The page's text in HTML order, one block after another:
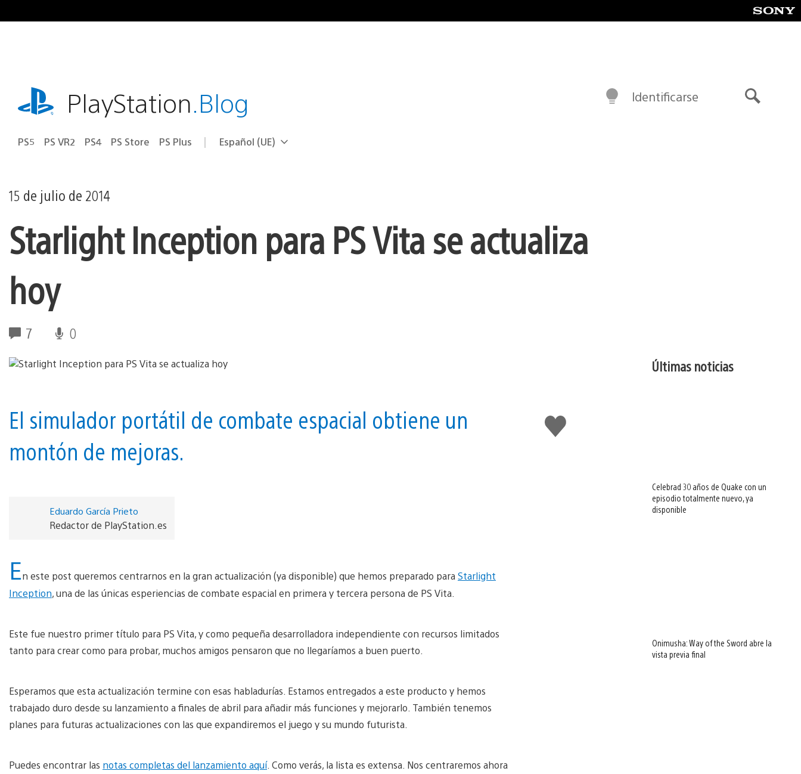
al
playstation.comPlayStation.Blog
PS5 PS VR2 PS4 PS Store PS Plus Selecciona
Región
Español (UE)
Identificarse
15 de julio de 2014
Starlight Inception para PS Vita se actualiza
hoy
7 0
Me
gusta
El simulador portátil de combate espacial obtiene un
montón de mejoras.
Eduardo García Prieto
Redactor de PlayStation.es
En este post queremos centrarnos en la gran actualización (ya disponible) que hemos preparado para Starlight
Inception, una de las únicas esperiencias de combate espacial en primera y tercera persona de PS Vita.
Este fue nuestro primer título para PS Vita, y como pequeña desarrolladora independiente con recursos limitados
tanto para crear como para probar, muchos amigos pensaron que no llegaríamos a buen puerto.
Esperamos que esta actualización termine con esas habladurías. Estamos entregados a este producto y hemos
trabajado duro desde su lanzamiento a finales de abril para añadir más funciones y mejorarlo. También tenemos
planes para futuras actualizaciones con las que expandiremos el juego y su mundo futurista.
Puedes encontrar las notas completas del lanzamiento aquí. Como verás, la lista es extensa. Nos centraremos ahora
Últimas noticias
Celebrad 30 años de Quake con un
episodio totalmente nuevo, ya
disponible
Onimusha: Way of the Sword abre la
vista previa final